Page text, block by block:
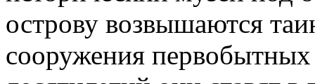
острову возвышаются
сооружения